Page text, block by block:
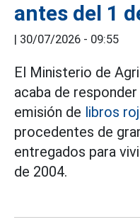
antes del 1
| 30/07/2026 - 09:55
El Ministerio de
acaba de
emisión de libros
procedentes de
entregados para
de 2004.